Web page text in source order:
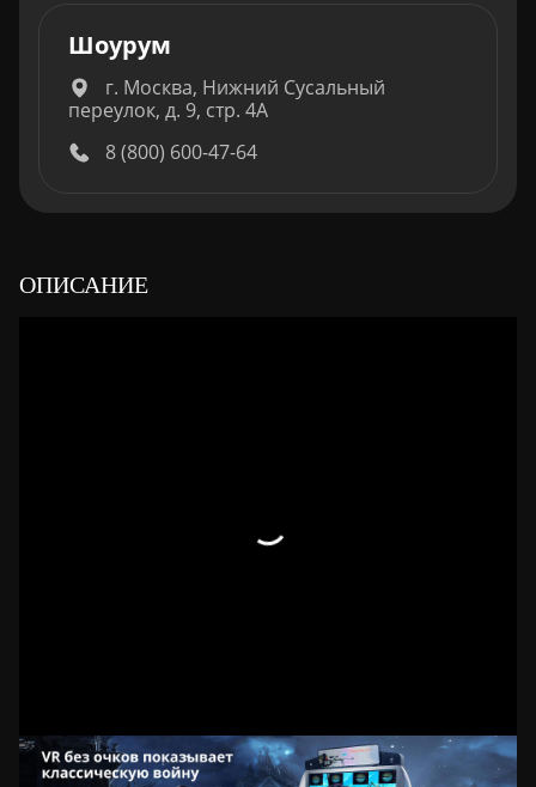
Шоурум
г. Москва, Нижний Сусальный
переулок, д. 9, стр. 4А
8 (800) 600-47-64
ОПИСАНИЕ